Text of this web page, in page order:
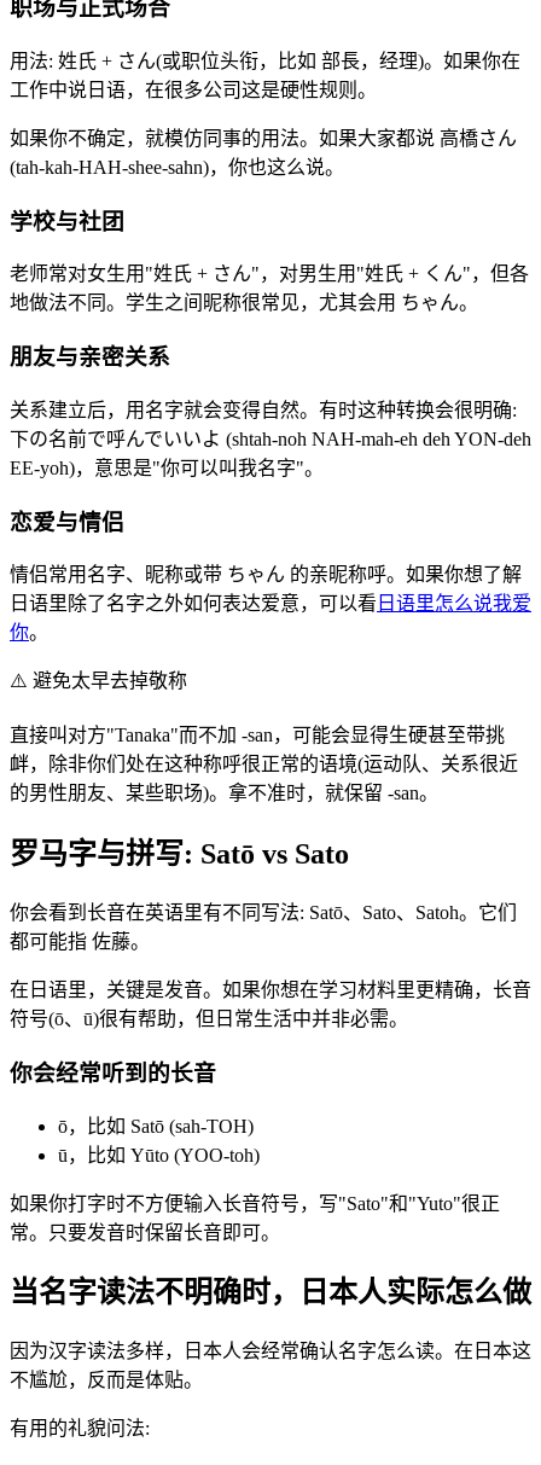
职场与正式场合
用法: 姓氏 + さん(或职位头衔，比如 部長，经理)。如果你在
工作中说日语，在很多公司这是硬性规则。
如果你不确定，就模仿同事的用法。如果大家都说 高橋さん
(tah-kah-HAH-shee-sahn)，你也这么说。
学校与社团
老师常对女生用"姓氏 + さん"，对男生用"姓氏 + くん"，但各
地做法不同。学生之间昵称很常见，尤其会用 ちゃん。
朋友与亲密关系
关系建立后，用名字就会变得自然。有时这种转换会很明确:
下の名前で呼んでいいよ (shtah-noh NAH-mah-eh deh YON-deh
EE-yoh)，意思是"你可以叫我名字"。
恋爱与情侣
情侣常用名字、昵称或带 ちゃん 的亲昵称呼。如果你想了解
日语里除了名字之外如何表达爱意，可以看 日语里怎么说我爱
你。
⚠️ 避免太早去掉敬称
直接叫对方"Tanaka"而不加 -san，可能会显得生硬甚至带挑
衅，除非你们处在这种称呼很正常的语境(运动队、关系很近
的男性朋友、某些职场)。拿不准时，就保留 -san。
罗马字与拼写: Satō vs Sato
你会看到长音在英语里有不同写法: Satō、Sato、Satoh。它们
都可能指 佐藤。
在日语里，关键是发音。如果你想在学习材料里更精确，长音
符号(ō、ū)很有帮助，但日常生活中并非必需。
你会经常听到的长音
ō，比如 Satō (sah-TOH)
ū，比如 Yūto (YOO-toh)
如果你打字时不方便输入长音符号，写"Sato"和"Yuto"很正
常。只要发音时保留长音即可。
当名字读法不明确时，日本人实际怎么做
因为汉字读法多样，日本人会经常确认名字怎么读。在日本这
不尴尬，反而是体贴。
有用的礼貌问法: